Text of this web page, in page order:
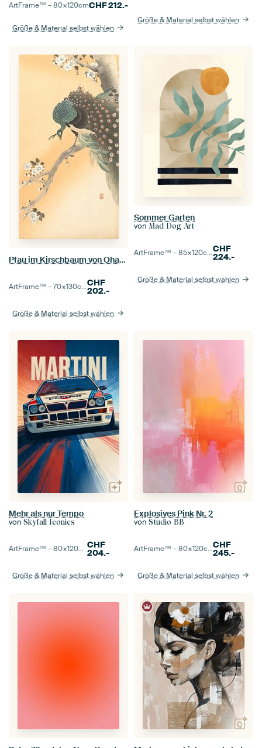
ArtFrame™ –80×120cmCHF212.-
Größe & Material selbst wählen
Größe & Material selbst wählen
Pfau im Kirschbaum von Ohara Koson
ArtFrame™ –70×130cm CHF
202.-
Größe & Material selbst wählen
Sommer Garten
von Mad Dog Art
ArtFrame™ –85×120cm CHF
224.-
Größe & Material selbst wählen
Mehr als nur Tempo
von Skyfall Iconics
ArtFrame™ –80×120cmCHF
204.-
Größe & Material selbst wählen
Explosives Pink Nr. 2
von Studio BB
ArtFrame™ –80×120cm CHF
245.-
Größe & Material selbst wählen